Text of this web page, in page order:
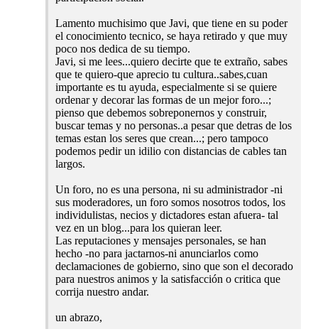
Lamento muchisimo que Javi, que tiene en su poder
el conocimiento tecnico, se haya retirado y que muy
poco nos dedica de su tiempo.
Javi, si me lees...quiero decirte que te extraño, sabes
que te quiero-que aprecio tu cultura..sabes,cuan
importante es tu ayuda, especialmente si se quiere
ordenar y decorar las formas de un mejor foro...;
pienso que debemos sobreponernos y construir,
buscar temas y no personas..a pesar que detras de los
temas estan los seres que crean...; pero tampoco
podemos pedir un idilio con distancias de cables tan
largos.
Un foro, no es una persona, ni su administrador -ni
sus moderadores, un foro somos nosotros todos, los
individulistas, necios y dictadores estan afuera- tal
vez en un blog...para los quieran leer.
Las reputaciones y mensajes personales, se han
hecho -no para jactarnos-ni anunciarlos como
declamaciones de gobierno, sino que son el decorado
para nuestros animos y la satisfacción o critica que
corrija nuestro andar.
un abrazo,